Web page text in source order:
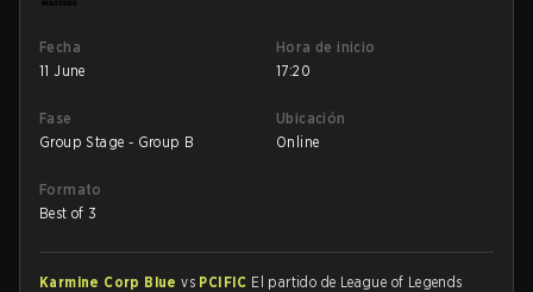
Fecha
11 June
Hora de inicio
17:20
Fase
Group Stage - Group B
Ubicación
Online
Formato
Best of 3
Karmine Corp Bluevs PCIFIC El partido de League of Legends